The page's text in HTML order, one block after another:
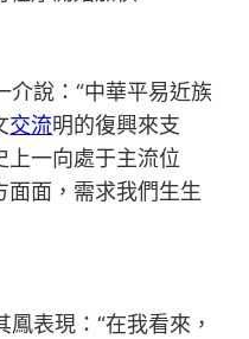
：“中華平易近族
交流明的復興來支
上一向處于主流位
面面，需求我們生生
現：“在我看來，